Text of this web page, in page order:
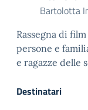
Bartolotta
Rassegna di
persone e
e ragazze delle
Destinatari